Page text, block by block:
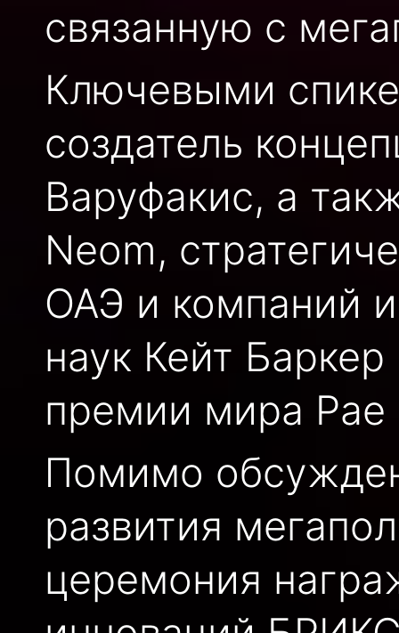
связанную с
Ключевыми
создатель
Варуфакис, а
Neom,
ОАЭ и компаний
наук Кейт
премии мира Рае
Помимо
развития
церемония